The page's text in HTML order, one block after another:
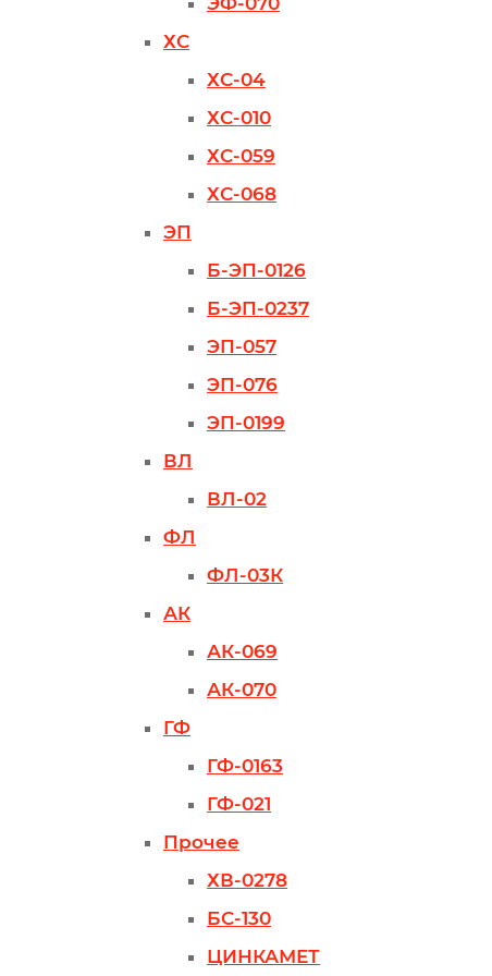
ХС
ХС-04
ХС-010
ХС-059
ХС-068
ЭП
Б-ЭП-0126
Б-ЭП-0237
ЭП-057
ЭП-076
ЭП-0199
ВЛ
ВЛ-02
ФЛ
ФЛ-03К
АК
АК-069
АК-070
ГФ
ГФ-0163
ГФ-021
Прочее
ХВ-0278
БС-130
ЦИНКАМЕТ